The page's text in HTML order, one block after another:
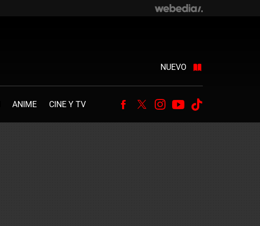
NUEVO
ANIME CINE Y TV Facebook
TwitterInstagram
Youtube